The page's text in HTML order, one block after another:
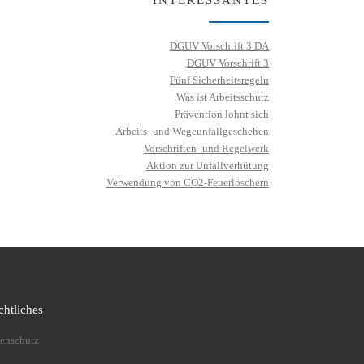
DGUV Vorschrift 3 DA
DGUV Vorschrift 3
Fünf Sicherheitsregeln
Was ist Arbeitsschutz
Prävention lohnt sich
Arbeits- und Wegeunfallgeschehen
Vorschriften- und Regelwerk
Aktion zur Unfallverhütung
Verwendung von CO2-Feuerlöschern